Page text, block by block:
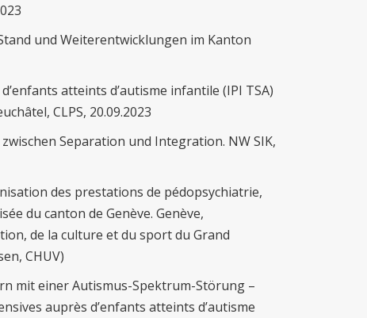
und Weiterentwicklungen im Kanton
atteints d’autisme infantile (IPI TSA)
CLPS, 20.09.2023
Separation und Integration. NW SIK,
des prestations de pédopsychiatrie,
du canton de Genève. Genève,
de la culture et du sport du Grand
CHUV)
mit einer Autismus-Spektrum-Störung –
auprès d’enfants atteints d’autisme